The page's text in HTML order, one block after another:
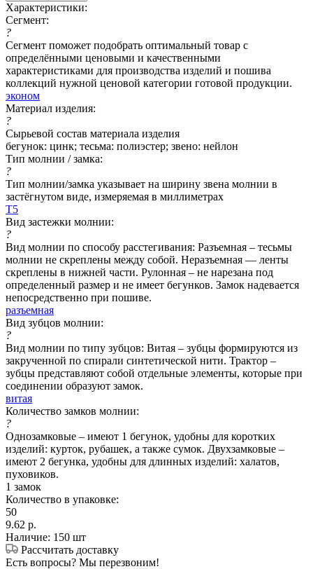
Характеристики:
Сегмент:
?
Сегмент поможет подобрать оптимальный товар с
определёнными ценовыми и качественными
характеристиками для производства изделий и пошива
коллекций нужной ценовой категории готовой продукции.
эконом
Материал изделия:
?
Сырьевой состав материала изделия
бегунок: цинк; тесьма: полиэстер; звено: нейлон
Тип молнии / замка:
?
Тип молнии/замка указывает на ширину звена молнии в
застёгнутом виде, измеряемая в миллиметрах
Т5
Вид застежки молнии:
?
Вид молнии по способу расстегивания: Разъемная – тесьмы
молнии не скреплены между собой. Неразъемная — ленты
скреплены в нижней части. Рулонная – не нарезана под
определенный размер и не имеет бегунков. Замок надевается
непосредственно при пошиве.
разъемная
Вид зубцов молнии:
?
Вид молнии по типу зубцов: Витая – зубцы формируются из
закрученной по спирали синтетической нити. Трактор –
зубцы представляют собой отдельные элементы, которые при
соединении образуют замок.
витая
Количество замков молнии:
?
Однозамковые – имеют 1 бегунок, удобны для коротких
изделий: курток, рубашек, а также сумок. Двухзамковые –
имеют 2 бегунка, удобны для длинных изделий: халатов,
пуховиков.
1 замок
Количество в упаковке:
50
9.62 р.
Наличие: 150 шт
Рассчитать доставку
Есть вопросы? Мы перезвоним!